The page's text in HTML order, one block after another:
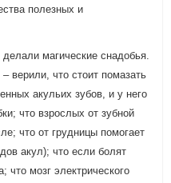
полезных и
магические снадобья.
верили, что стоит помазать
акульих зубов, и у него
что взрослых от зубной
что от грудницы помогает
акул); что если болят
что мозг электрического